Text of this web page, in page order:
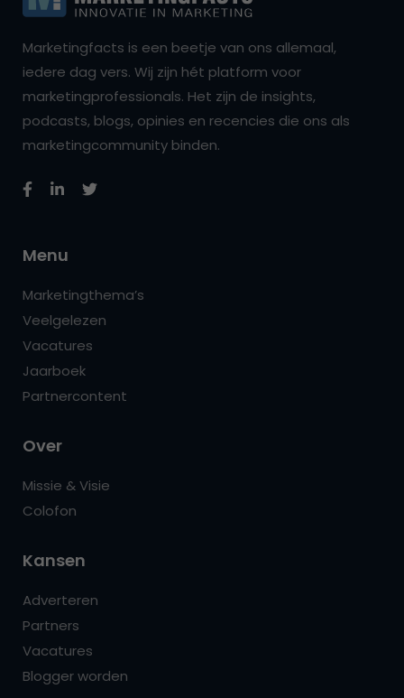
Marketingfacts is een beetje van ons allemaal,
iedere dag vers. Wij zijn hét platform voor
marketingprofessionals. Het zijn de insights,
podcasts, blogs, opinies en recencies die ons als
marketingcommunity binden.
Menu
Marketingthema’s
Veelgelezen
Vacatures
Jaarboek
Partnercontent
Over
Missie & Visie
Colofon
Kansen
Adverteren
Partners
Vacatures
Blogger worden